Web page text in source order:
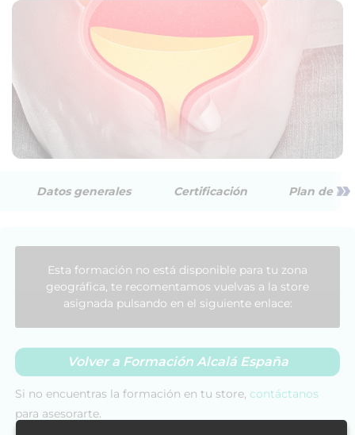
Datos generales Certificación Plan de »
Esta formación no está disponible para tu zona
geográfica, te recomentamos vuelvas a la store
asignada pulsando en el siguiente enlace:
Volver a Formación Alcalá España
Si no encuentras la formación en tu store, contáctanos
para asesorarte.